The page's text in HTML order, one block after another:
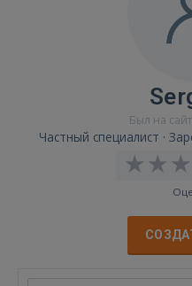
Был на
Частный специалист ·